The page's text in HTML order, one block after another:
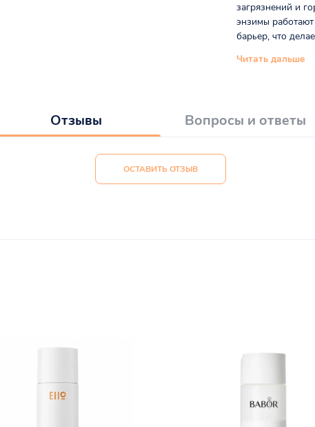
загрязнений и
энзимы
барьер, что
Читать дальше
Отзывы Вопросы и ответы
ОСТАВИТЬ ОТЗЫВ